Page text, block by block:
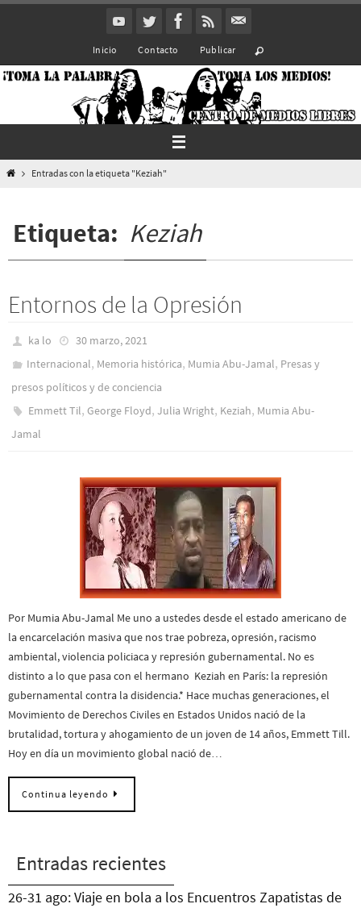
Inicio Contacto Publicar
InicioEntradas con la etiqueta "Keziah"
Etiqueta: Keziah
Entornos de la Opresión
ka lo
30 marzo, 2021
Internacional, Memoria histórica, Mumia Abu-Jamal, Presas y
presos polí­ticos y de conciencia
Emmett Til,George Floyd,Julia Wright, Keziah, Mumia Abu-
Jamal
Por Mumia Abu-Jamal Me uno a ustedes desde el estado americano de
la encarcelación masiva que nos trae pobreza, opresión, racismo
ambiental, violencia policiaca y represión gubernamental. No es
distinto a lo que pasa con el hermano Keziah en París: la represión
gubernamental contra la disidencia.* Hace muchas generaciones, el
Movimiento de Derechos Civiles en Estados Unidos nació de la
brutalidad, tortura y ahogamiento de un joven de 14 años, Emmett Till.
Hoy en día un movimiento global nació de…
Continua leyendo
Entradas recientes
26-31 ago: Viaje en bola a los Encuentros Zapatistas de